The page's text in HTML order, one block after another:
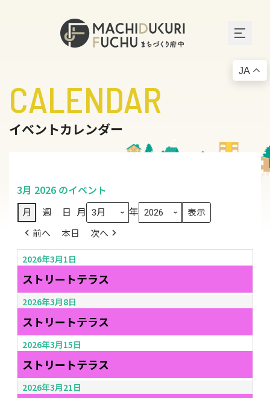
CALENDAR
イベントカレンダー
3月 2026 のイベント
月 週 日 月 年
前へ 本日 次へ
2026年3月1日
ストリートテラス
2026年3月8日
ストリートテラス
2026年3月15日
ストリートテラス
2026年3月21日
JA